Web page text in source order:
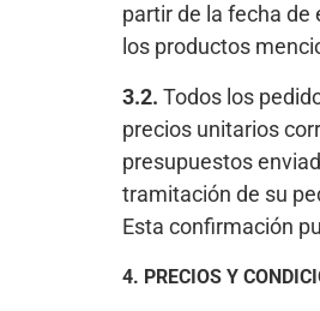
partir de la fecha
los productos
3.2. Todos los
precios unitarios
presupuestos
tramitación de su
Esta confirmación
4. PRECIOS Y